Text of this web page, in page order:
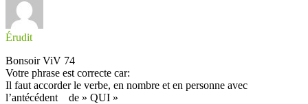
Érudit
Bonsoir ViV 74
Votre phrase est correcte car:
Il faut accorder le verbe, en nombre et en personne avec
l’antécédent de » QUI »